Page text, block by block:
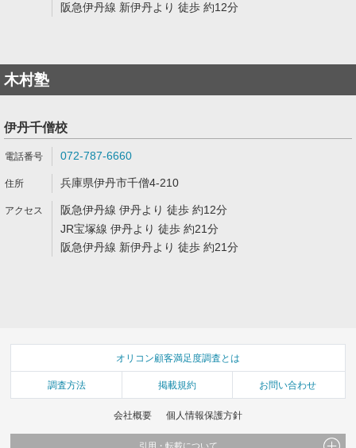
阪急伊丹線 新伊丹より 徒歩 約12分
木村塾
伊丹千僧校
072-787-6660
兵庫県伊丹市千僧4-210
阪急伊丹線 伊丹より 徒歩 約12分
JR宝塚線 伊丹より 徒歩 約21分
阪急伊丹線 新伊丹より 徒歩 約21分
オリコン顧客満足度調査とは
調査方法 掲載規約 お問い合わせ
会社概要 個人情報保護方針
引用・転載について